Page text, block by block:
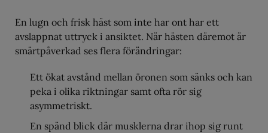
En lugn och frisk häst som inte har ont har ett
avslappnat uttryck i ansiktet. När hästen däremot är
smärtpåverkad ses flera förändringar:
Ett ökat avstånd mellan öronen som sänks och kan
peka i olika riktningar samt ofta rör sig
asymmetriskt.
En spänd blick där musklerna drar ihop sig runt